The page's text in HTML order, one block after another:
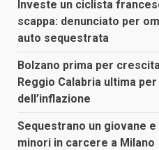
Investe un ciclista
scappa: denunciato per
auto sequestrata
Bolzano prima per
Reggio Calabria ultima
dell’inflazione
Sequestrano un giovane
minori in carcere a Milano